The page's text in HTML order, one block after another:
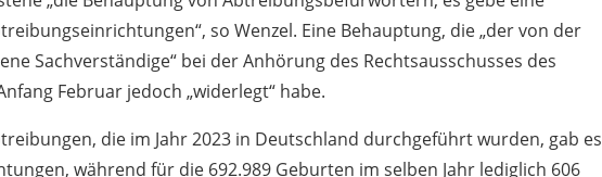
so Wenzel. Eine Behauptung, die „der von der
Sachverständige“ bei der Anhörung des Rechtsausschusses des
Februar jedoch „widerlegt“ habe.
die im Jahr 2023 in Deutschland durchgeführt wurden, gab es
während für die 692.989 Geburten im selben Jahr lediglich 606